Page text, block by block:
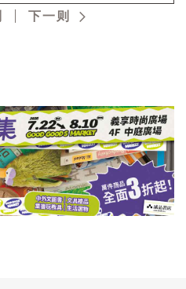
下一则